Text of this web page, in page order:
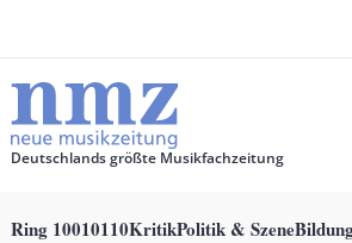
Deutschlands größte Musikfachzeitung
Ring 10010110KritikPolitik & Szene